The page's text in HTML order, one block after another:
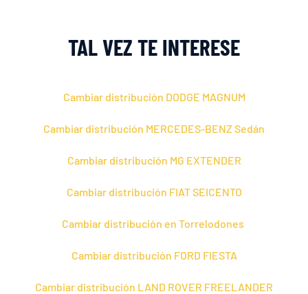
TAL VEZ TE INTERESE
Cambiar distribución DODGE MAGNUM
Cambiar distribución MERCEDES-BENZ Sedán
Cambiar distribución MG EXTENDER
Cambiar distribución FIAT SEICENTO
Cambiar distribución en Torrelodones
Cambiar distribución FORD FIESTA
Cambiar distribución LAND ROVER FREELANDER